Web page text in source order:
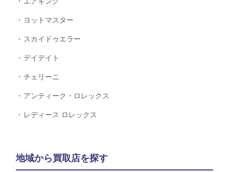
ヨットマスター
スカイドゥエラー
デイデイト
チェリーニ
アンティーク・ロレックス
レディース ロレックス
地域から買取店を探す